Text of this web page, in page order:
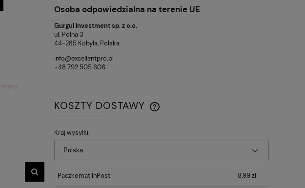
Osoba odpowiedzialna na terenie UE
Gurgul Investment sp. z o.o.
ul. Polna 3
44-285 Kobyla, Polska
info@excellentpro.pl
+48 792 505 606
KOSZTY DOSTAWY
KOSZTÓW PŁATNOŚCI
Kraj wysyłki:
Paczkomat InPost 8,99 zł